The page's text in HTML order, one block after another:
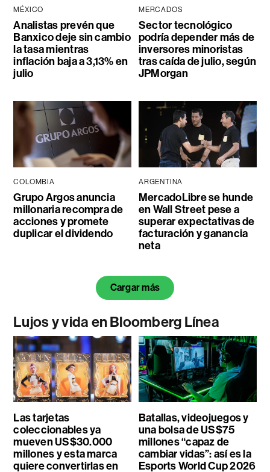
MÉXICO
Analistas prevén que
Banxico deje sin cambio
la tasa mientras
inflación baja a 3,13% en
julio
MERCADOS
Sector tecnológico
podría depender más de
inversores minoristas
tras caída de julio, según
JPMorgan
COLOMBIA
Grupo Argos anuncia
millonaria recompra de
acciones y promete
duplicar el dividendo
ARGENTINA
MercadoLibre se hunde
en Wall Street pese a
superar expectativas de
facturación y ganancia
neta
Cargar más
Lujos y vida en Bloomberg Línea
Las tarjetas
coleccionables ya
mueven US$30.000
millones y esta marca
quiere convertirlas en
Batallas, videojuegos y
una bolsa de US$75
millones “capaz de
cambiar vidas”: así es la
Esports World Cup 2026